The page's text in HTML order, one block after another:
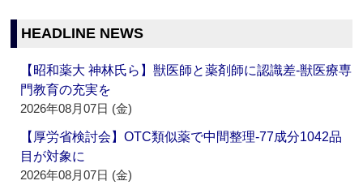
HEADLINE NEWS
【昭和薬大 神林氏ら】獣医師と薬剤師に認識差‐獣医療専
門教育の充実を
2026年08月07日 (金)
【厚労省検討会】OTC類似薬で中間整理‐77成分1042品
目が対象に
2026年08月07日 (金)